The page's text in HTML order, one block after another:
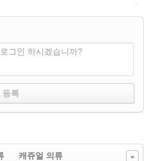
그인 하시겠습니까?
캐쥬얼 의류